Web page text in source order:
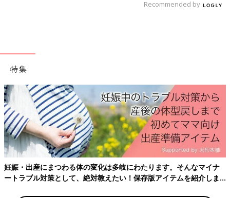
ルスのワクチンも同様です。
ません。小児については海外でやっと治験が始まったところで、
いつ小児へのワクチン接種が始まるかは未定です。
子どもが新型コロナウイルスに感染する場合、多くが同居する家
族からうつっています。自分自身のことはもちろん、大切なわが
子を守るためにも、ママやパパはぜひワクチンのメリットとデメ
リットを理解した上で接種し、子どもたちへの感染を防いでほし
いと思います。
子どもたちに関して、今は新型コロナウイルスのワクチンをどう
Recommended by
特集
妊娠・出産にまつわる体の変化は多岐にわたります。そんなマイナ
ートラブル対策として、絶対教えたい！保存版アイテムを紹介しま